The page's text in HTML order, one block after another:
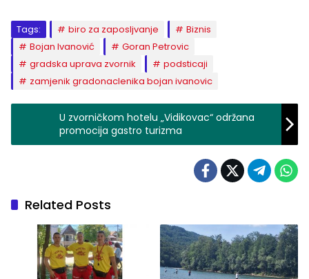
Tags: biro za zaposljvanje
Biznis
Bojan Ivanović
Goran Petrovic
gradska uprava zvornik
podsticaji
zamjenik gradonaclenika bojan ivanovic
U zvorničkom hotelu „Vidikovac“ održana
promocija gastro turizma
Related Posts